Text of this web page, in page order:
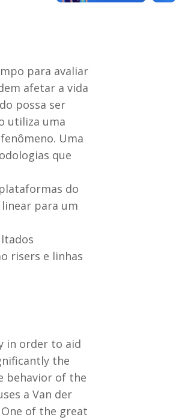
para avaliar
afetar a vida
possa ser
utiliza uma
Uma
que
do
para um
risers e linhas
in order to aid
the
behavior of the
a Van der
of the great